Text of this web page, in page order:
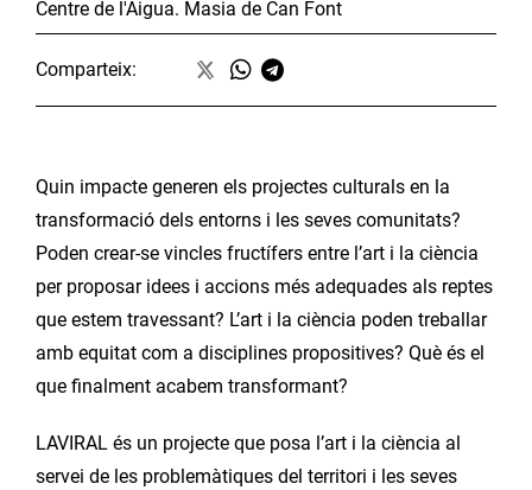
Centre de l'Aigua. Masia de Can Font
Comparteix:
Quin impacte generen els projectes culturals en la
transformació dels entorns i les seves comunitats?
Poden crear-se vincles fructífers entre l’art i la ciència
per proposar idees i accions més adequades als reptes
que estem travessant? L’art i la ciència poden treballar
amb equitat com a disciplines propositives? Què és el
que finalment acabem transformant?
LAVIRAL és un projecte que posa l’art i la ciència al
servei de les problemàtiques del territori i les seves